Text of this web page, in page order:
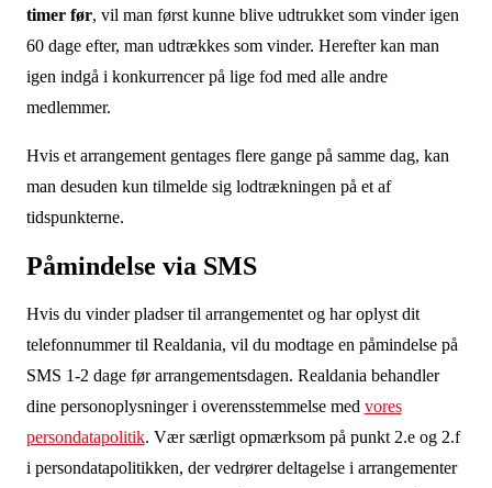
timer før, vil man først kunne blive udtrukket som vinder igen
60 dage efter, man udtrækkes som vinder. Herefter kan man
igen indgå i konkurrencer på lige fod med alle andre
medlemmer.
Hvis et arrangement gentages flere gange på samme dag, kan
man desuden kun tilmelde sig lodtrækningen på et af
tidspunkterne.
Påmindelse via SMS
Hvis du vinder pladser til arrangementet og har oplyst dit
telefonnummer til Realdania, vil du modtage en påmindelse på
SMS 1-2 dage før arrangementsdagen. Realdania behandler
dine personoplysninger i overensstemmelse med vores
persondatapolitik. Vær særligt opmærksom på punkt 2.e og 2.f
i persondatapolitikken, der vedrører deltagelse i arrangementer